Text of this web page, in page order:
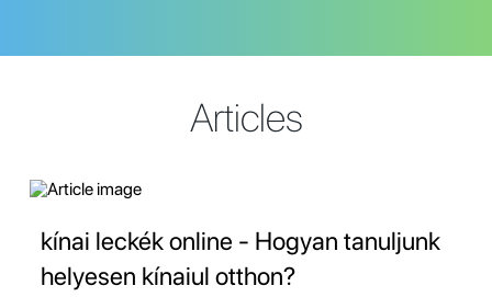
Articles
kínai leckék online - Hogyan tanuljunk
helyesen kínaiul otthon?